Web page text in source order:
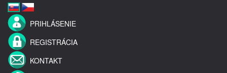
PRIHLÁSENIE
REGISTRÁCIA
KONTAKT